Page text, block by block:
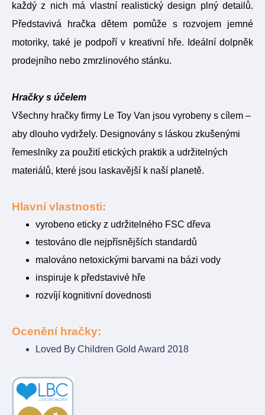
každý z nich má vlastní realistický design plný detailů.
Představivá hračka dětem pomůže s rozvojem jemné
motoriky, také je podpoří v kreativní hře. Ideální dolpněk
prodejního nebo zmrzlinového stánku.
Hračky s účelem
Všechny hračky firmy Le Toy Van jsou vyrobeny s cílem –
aby dlouho vydržely. Designovány s láskou zkušenými
řemeslníky za použití etických praktik a udržitelných
materiálů, které jsou laskavější k naší planetě.
Hlavní vlastnosti:
vyrobeno eticky z udržitelného FSC dřeva
testováno dle nejpřísnějších standardů
malováno netoxickými barvami na bázi vody
inspiruje k představivé hře
rozvíjí kognitivní dovednosti
Ocenění hračky:
Loved By Children Gold Award 2018